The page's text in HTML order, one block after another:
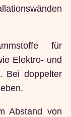
für
Elektro- und
Bei doppelter
Abstand von